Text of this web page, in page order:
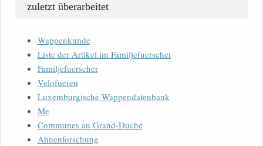
zuletzt überarbeitet
Wappenkunde
Liste der Artikel im Familjefuerscher
Familjefuerscher
Velofueren
Luxemburgische Wappendatenbank
Me
Communes au Grand-Duché
Ahnenforschung